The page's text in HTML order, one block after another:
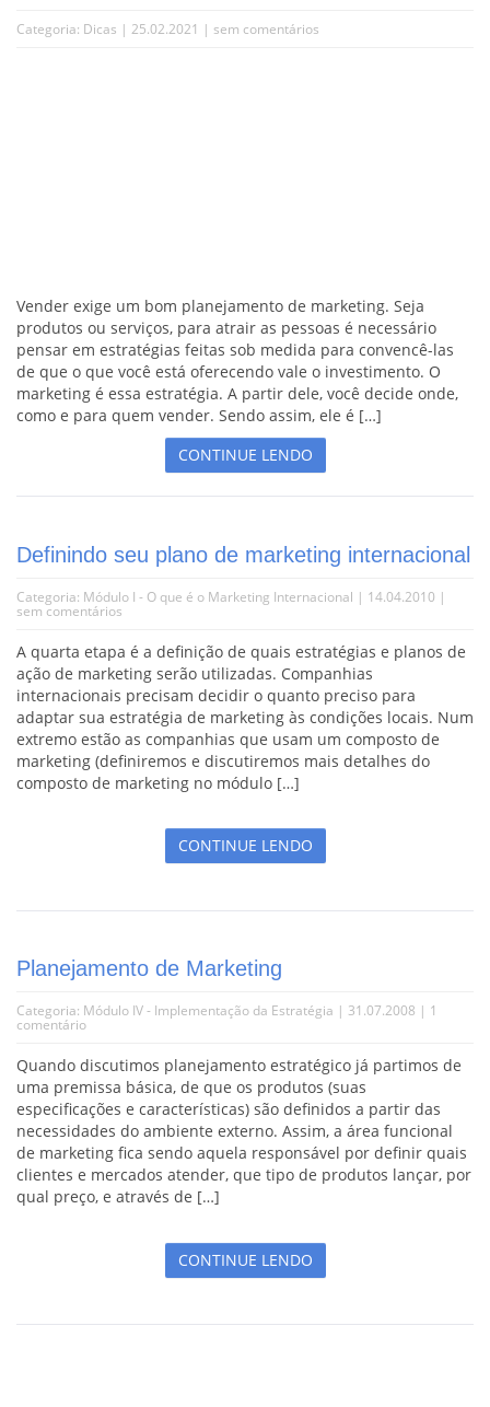
Categoria: Dicas | 25.02.2021 | sem comentários
Vender exige um bom planejamento de marketing. Seja
produtos ou serviços, para atrair as pessoas é necessário
pensar em estratégias feitas sob medida para convencê-las
de que o que você está oferecendo vale o investimento. O
marketing é essa estratégia. A partir dele, você decide onde,
como e para quem vender. Sendo assim, ele é […]
CONTINUE LENDO
Definindo seu plano de marketing internacional
Categoria: Módulo I - O que é o Marketing Internacional | 14.04.2010 |
sem comentários
A quarta etapa é a definição de quais estratégias e planos de
ação de marketing serão utilizadas. Companhias
internacionais precisam decidir o quanto preciso para
adaptar sua estratégia de marketing às condições locais. Num
extremo estão as companhias que usam um composto de
marketing (definiremos e discutiremos mais detalhes do
composto de marketing no módulo […]
CONTINUE LENDO
Planejamento de Marketing
Categoria: Módulo IV - Implementação da Estratégia | 31.07.2008 | 1
comentário
Quando discutimos planejamento estratégico já partimos de
uma premissa básica, de que os produtos (suas
especificações e características) são definidos a partir das
necessidades do ambiente externo. Assim, a área funcional
de marketing fica sendo aquela responsável por definir quais
clientes e mercados atender, que tipo de produtos lançar, por
qual preço, e através de […]
CONTINUE LENDO